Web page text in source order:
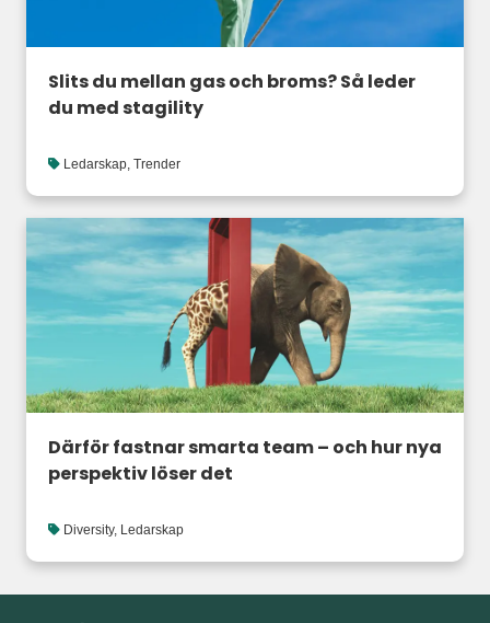
Slits du mellan gas och broms? Så leder
du med stagility
Ledarskap, Trender
Därför fastnar smarta team – och hur nya
perspektiv löser det
Diversity, Ledarskap